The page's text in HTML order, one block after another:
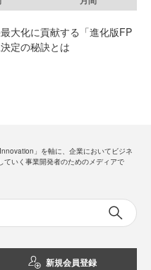
大化に貢献する「進化版FP
定の秘訣とは
」を軸に、企業においてビジネ
ていく事業開発者のためのメディアで
新規会員登録